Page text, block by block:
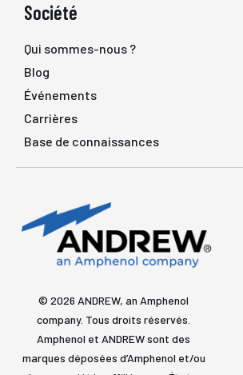
Société
Qui sommes-nous ?
Blog
Événements
Carrières
Base de connaissances
© 2026 ANDREW, an Amphenol
company. Tous droits réservés.
Amphenol et ANDREW sont des
marques déposées d’Amphenol et/ou